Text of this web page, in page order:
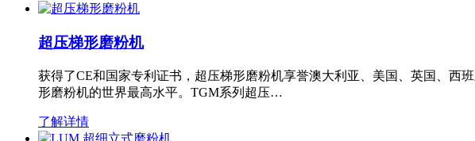
超压梯形磨粉机
获得了CE和国家专利证书，超压梯形磨粉机享誉澳大利亚、美国、英国、西
形磨粉机的世界最高水平。TGM系列超压…
了解详情